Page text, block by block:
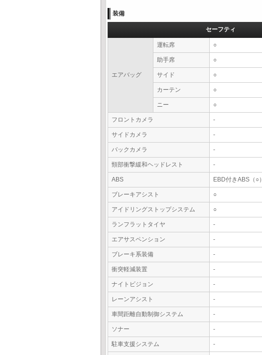
装備
セーフティ
エアバッグ
運転席 ○
助手席 ○
サイド ○
カーテン ○
ニー ○
フロントカメラ -
サイドカメラ -
バックカメラ -
頸部衝撃緩和ヘッドレスト -
ABS EBD付きABS（○）
ブレーキアシスト ○
アイドリングストップシステム ○
ランフラットタイヤ -
エアサスペンション -
ブレーキ系装備 -
衝突軽減装置 -
ナイトビジョン -
レーンアシスト -
車間距離自動制御システム -
ソナー -
駐車支援システム -